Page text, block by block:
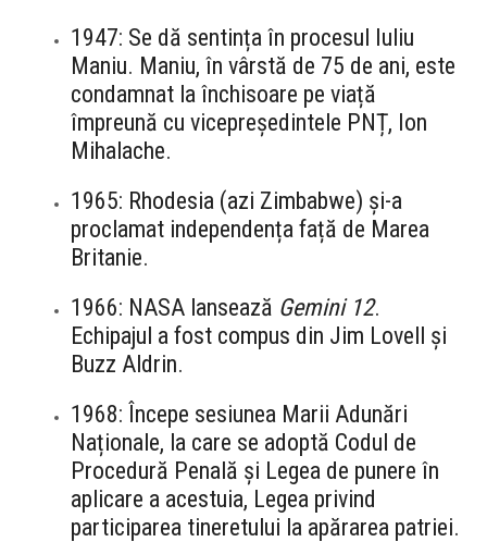
1947: Se dă sentința în procesul Iuliu
Maniu. Maniu, în vârstă de 75 de ani, este
condamnat la închisoare pe viață
împreună cu vicepreședintele PNȚ, Ion
Mihalache.
1965: Rhodesia (azi Zimbabwe) și-a
proclamat independența față de Marea
Britanie.
1966: NASA lansează Gemini 12.
Echipajul a fost compus din Jim Lovell și
Buzz Aldrin.
1968: Începe sesiunea Marii Adunări
Naționale, la care se adoptă Codul de
Procedură Penală și Legea de punere în
aplicare a acestuia, Legea privind
participarea tineretului la apărarea patriei.